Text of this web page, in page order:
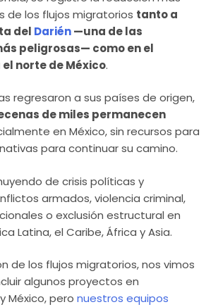
de los flujos migratorios tanto a
del Darién—una de las
peligrosas— como en el
norte de México.
regresaron a sus países de origen,
de miles permanecen
en México, sin recursos para
para continuar su camino.
de crisis políticas y
armados, violencia criminal,
o exclusión estructural en
Latina, el Caribe, África y Asia.
de los flujos migratorios, nos vimos
algunos proyectos en
México, pero nuestros equipos